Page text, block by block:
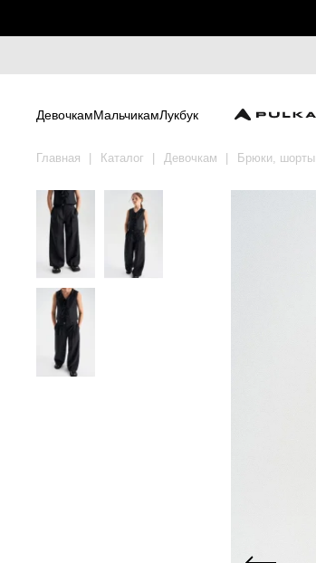
ДевочкамМальчикамЛукбук
Главная Каталог Девочкам Брюки, шорты